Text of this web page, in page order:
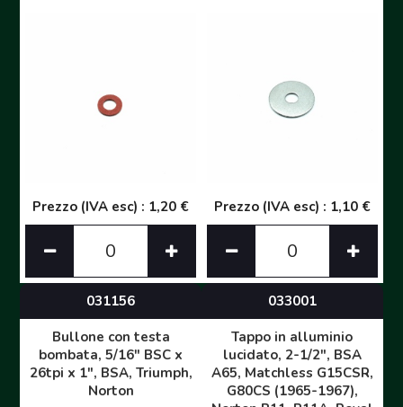
Prezzo (IVA esc) : 1,20 € Prezzo (IVA esc) : 1,10 €
031156
Bullone con testa
bombata, 5/16" BSC x
26tpi x 1", BSA, Triumph,
Norton
033001
Tappo in alluminio
lucidato, 2-1/2", BSA
A65, Matchless G15CSR,
G80CS (1965-1967),